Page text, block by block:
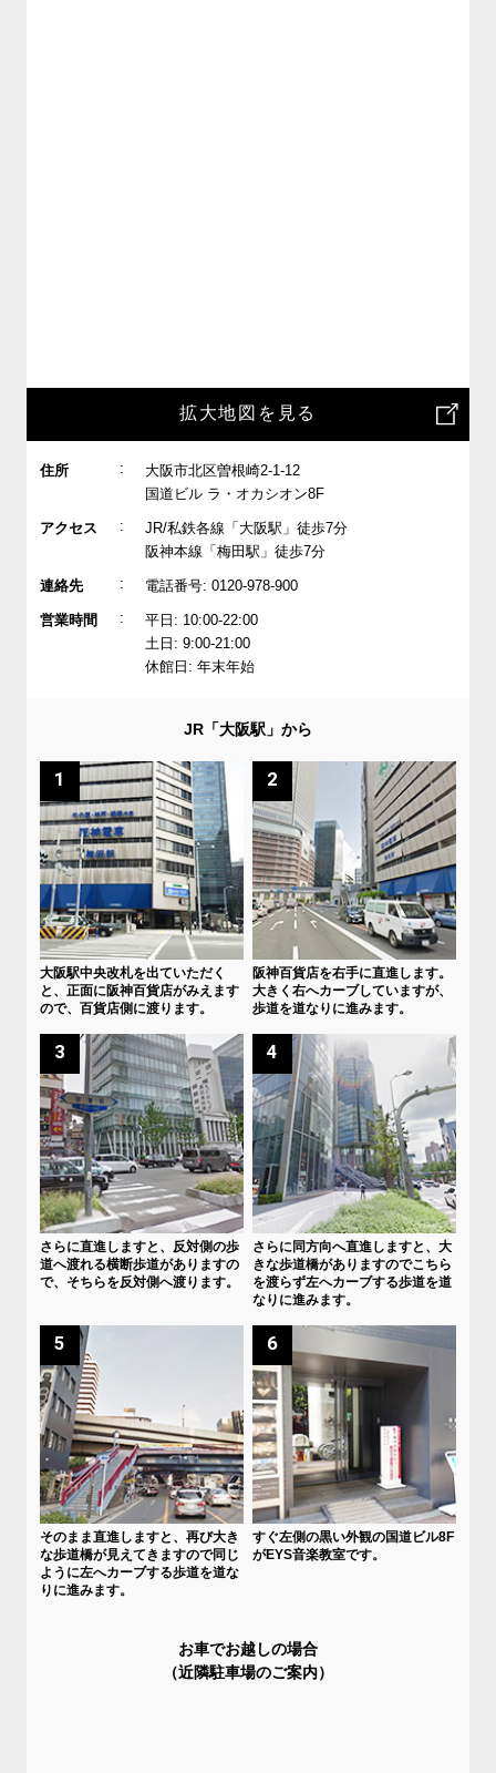
拡大地図を見る
住所 :
大阪市北区曽根崎2-1-12
国道ビル ラ・オカシオン8F
アクセス :
JR/私鉄各線「大阪駅」徒歩7分
阪神本線「梅田駅」徒歩7分
連絡先 : 電話番号: 0120-978-900
営業時間 :
平日: 10:00-22:00
土日: 9:00-21:00
休館日: 年末年始
JR「大阪駅」から
1
大阪駅中央改札を出ていただく
と、正面に阪神百貨店がみえます
ので、百貨店側に渡ります。
2
阪神百貨店を右手に直進します。
大きく右へカーブしていますが、
歩道を道なりに進みます。
3
さらに直進しますと、反対側の歩
道へ渡れる横断歩道がありますの
で、そちらを反対側へ渡ります。
4
さらに同方向へ直進しますと、大
きな歩道橋がありますのでこちら
を渡らず左へカーブする歩道を道
なりに進みます。
5
そのまま直進しますと、再び大き
な歩道橋が見えてきますので同じ
ように左へカーブする歩道を道な
りに進みます。
6
すぐ左側の黒い外観の国道ビル8F
がEYS音楽教室です。
お車でお越しの場合
（近隣駐車場のご案内）